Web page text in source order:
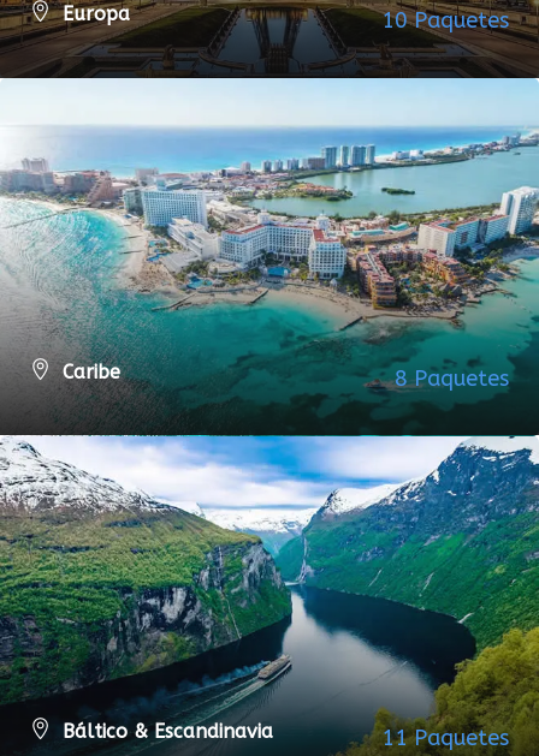
Europa 10 Paquetes
Caribe 8 Paquetes
VER TODOS LOS PAQUETES
Báltico & Escandinavia 11 Paquetes